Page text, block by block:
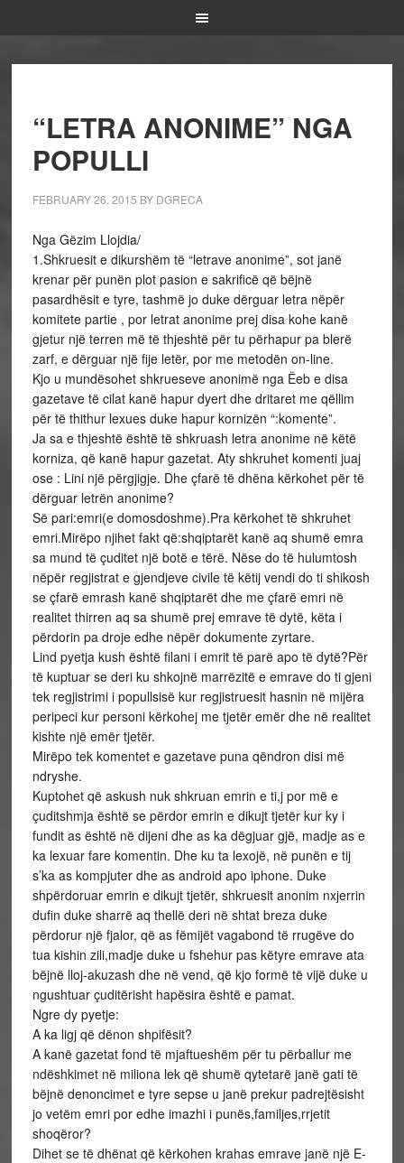
“LETRA ANONIME” NGA
POPULLI
FEBRUARY 26, 2015 BY DGRECA
Nga Gëzim Llojdia/
1.Shkruesit e dikurshëm të “letrave anonime”, sot janë
krenar për punën plot pasion e sakrificë që bëjnë
pasardhësit e tyre, tashmë jo duke dërguar letra nëpër
komitete partie , por letrat anonime prej disa kohe kanë
gjetur një terren më të thjeshtë për tu përhapur pa blerë
zarf, e dërguar një fije letër, por me metodën on-line.
Kjo u mundësohet shkrueseve anonimë nga Ëeb e disa
gazetave të cilat kanë hapur dyert dhe dritaret me qëllim
për të thithur lexues duke hapur kornizën “:komente”.
Ja sa e thjeshtë është të shkruash letra anonime në këtë
korniza, që kanë hapur gazetat. Aty shkruhet komenti juaj
ose : Lini një përgjigje. Dhe çfarë të dhëna kërkohet për të
dërguar letrën anonime?
Së pari:emri(e domosdoshme).Pra kërkohet të shkruhet
emri.Mirëpo njihet fakt që:shqiptarët kanë aq shumë emra
sa mund të çuditet një botë e tërë. Nëse do të hulumtosh
nëpër regjistrat e gjendjeve civile të këtij vendi do ti shikosh
se çfarë emrash kanë shqiptarët dhe me çfarë emri në
realitet thirren aq sa shumë prej emrave të dytë, këta i
përdorin pa droje edhe nëpër dokumente zyrtare.
Lind pyetja kush është filani i emrit të parë apo të dytë?Për
të kuptuar se deri ku shkojnë marrëzitë e emrave do ti gjeni
tek regjistrimi i popullsisë kur regjistruesit hasnin në mijëra
peripeci kur personi kërkohej me tjetër emër dhe në realitet
kishte një emër tjetër.
Mirëpo tek komentet e gazetave puna qëndron disi më
ndryshe.
Kuptohet që askush nuk shkruan emrin e ti,j por më e
çuditshmja është se përdor emrin e dikujt tjetër kur ky i
fundit as është në dijeni dhe as ka dëgjuar gjë, madje as e
ka lexuar fare komentin. Dhe ku ta lexojë, në punën e tij
s’ka as kompjuter dhe as android apo iphone. Duke
shpërdoruar emrin e dikujt tjetër, shkruesit anonim nxjerrin
dufin duke sharrë aq thellë deri në shtat breza duke
përdorur një fjalor, që as fëmijët vagabond të rrugëve do
tua kishin zili,madje duke u fshehur pas këtyre emrave ata
bëjnë lloj-akuzash dhe në vend, që kjo formë të vijë duke u
ngushtuar çuditërisht hapësira është e pamat.
Ngre dy pyetje:
A ka ligj që dënon shpifësit?
A kanë gazetat fond të mjaftueshëm për tu përballur me
ndëshkimet në miliona lek që shumë qytetarë janë gati të
bëjnë denoncimet e tyre sepse u janë prekur padrejtësisht
jo vetëm emri por edhe imazhi i punës,familjes,rrjetit
shoqëror?
Dihet se të dhënat që kërkohen krahas emrave janë një E-